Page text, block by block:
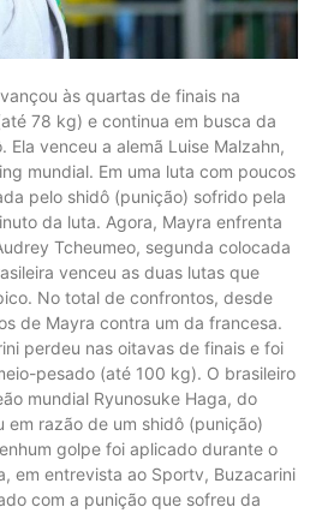
às quartas de finais na
78 kg) e continua em busca da
Ela venceu a alemã Luise Malzahn,
mundial. Em uma luta com poucos
pelo shidô (punição) sofrido pela
da luta. Agora, Mayra enfrenta
Tcheumeo, segunda colocada
venceu as duas lutas que
No total de confrontos, desde
de Mayra contra um da francesa.
perdeu nas oitavas de finais e foi
pesado (até 100 kg). O brasileiro
mundial Ryunosuke Haga, do
em razão de um shidô (punição)
golpe foi aplicado durante o
em entrevista ao Sportv, Buzacarini
com a punição que sofreu da